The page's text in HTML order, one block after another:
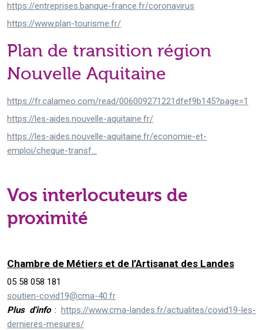
https://entreprises.banque-france.fr/coronavirus
https://www.plan-tourisme.fr/
Plan de transition région
Nouvelle Aquitaine
https://fr.calameo.com/read/006009271221dfef9b145?page=1
https://les-aides.nouvelle-aquitaine.fr/
https://les-aides.nouvelle-aquitaine.fr/economie-et-
emploi/cheque-transf...
Vos interlocuteurs de
proximité
Chambre de Métiers et de l’Artisanat des Landes
05 58 058 181
soutien-covid19@cma-40.fr
Plus d’info:https://www.cma-landes.fr/actualites/covid19-les-
dernieres-mesures/